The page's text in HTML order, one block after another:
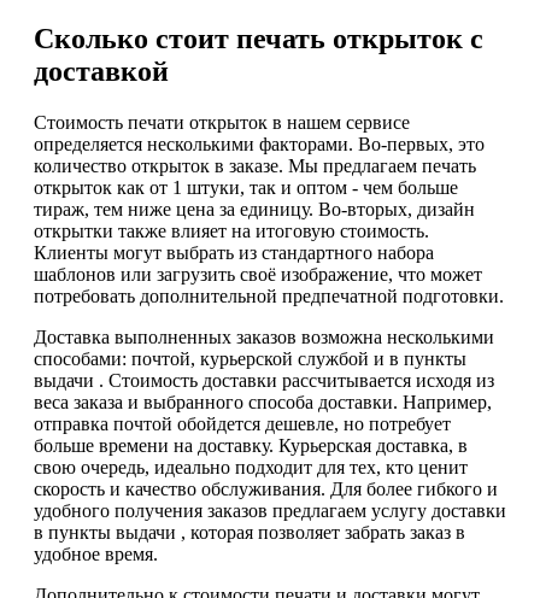
Сколько стоит печать открыток с
доставкой
Стоимость печати открыток в нашем сервисе
определяется несколькими факторами. Во-первых, это
количество открыток в заказе. Мы предлагаем печать
открыток как от 1 штуки, так и оптом - чем больше
тираж, тем ниже цена за единицу. Во-вторых, дизайн
открытки также влияет на итоговую стоимость.
Клиенты могут выбрать из стандартного набора
шаблонов или загрузить своё изображение, что может
потребовать дополнительной предпечатной подготовки.
Доставка выполненных заказов возможна несколькими
способами: почтой, курьерской службой и в пункты
выдачи . Стоимость доставки рассчитывается исходя из
веса заказа и выбранного способа доставки. Например,
отправка почтой обойдется дешевле, но потребует
больше времени на доставку. Курьерская доставка, в
свою очередь, идеально подходит для тех, кто ценит
скорость и качество обслуживания. Для более гибкого и
удобного получения заказов предлагаем услугу доставки
в пункты выдачи , которая позволяет забрать заказ в
удобное время.